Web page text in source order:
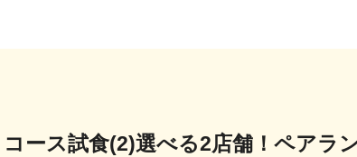
コース試食(2)選べる2店舗！ペアラ